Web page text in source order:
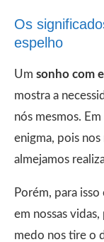
Os
espelho
Um sonho com
mostra a
nós mesmos.
enigma, pois
almejamos
Porém, para
em nossas
medo nos tire o